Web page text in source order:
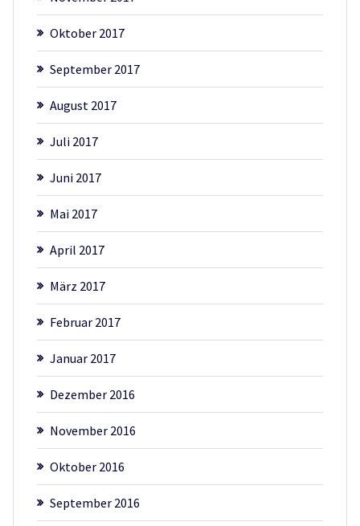
Oktober 2017
September 2017
August 2017
Juli 2017
Juni 2017
Mai 2017
April 2017
März 2017
Februar 2017
Januar 2017
Dezember 2016
November 2016
Oktober 2016
September 2016